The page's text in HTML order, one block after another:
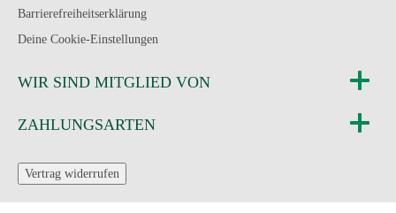
Barrierefreiheitserklärung
Deine Cookie-Einstellungen
WIR SIND MITGLIED VON
ZAHLUNGSARTEN
Vertrag widerrufen